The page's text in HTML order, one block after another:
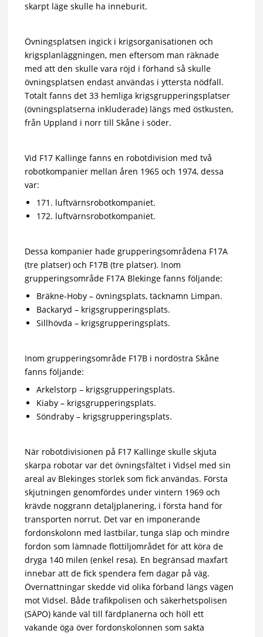
skarpt läge skulle ha inneburit.
Övningsplatsen ingick i krigsorganisationen och
krigsplanläggningen, men eftersom man räknade
med att den skulle vara röjd i förhand så skulle
övningsplatsen endast användas i yttersta nödfall.
Totalt fanns det 33 hemliga krigsgrupperingsplatser
(övningsplatserna inkluderade) längs med östkusten,
från Uppland i norr till Skåne i söder.
Vid F17 Kallinge fanns en robotdivision med två
robotkompanier mellan åren 1965 och 1974, dessa
var:
171. luftvärnsrobotkompaniet.
172. luftvärnsrobotkompaniet.
Dessa kompanier hade grupperingsområdena F17A
(tre platser) och F17B (tre platser). Inom
grupperingsområde F17A Blekinge fanns följande:
Bräkne-Hoby – övningsplats, täcknamn Limpan.
Backaryd – krigsgrupperingsplats.
Sillhövda – krigsgrupperingsplats.
Inom grupperingsområde F17B i nordöstra Skåne
fanns följande:
Arkelstorp – krigsgrupperingsplats.
Kiaby – krigsgrupperingsplats.
Söndraby – krigsgrupperingsplats.
När robotdivisionen på F17 Kallinge skulle skjuta
skarpa robotar var det övningsfältet i Vidsel med sin
areal av Blekinges storlek som fick användas. Första
skjutningen genomfördes under vintern 1969 och
krävde noggrann detaljplanering, i första hand för
transporten norrut. Det var en imponerande
fordonskolonn med lastbilar, tunga släp och mindre
fordon som lämnade flottiljområdet för att köra de
dryga 140 milen (enkel resa). En begränsad maxfart
innebar att de fick spendera fem dagar på väg.
Övernattningar skedde vid olika förband längs vägen
mot Vidsel. Både trafikpolisen och säkerhetspolisen
(SÄPO) kände väl till färdplanerna och höll ett
vakande öga över fordonskolonnen som sakta